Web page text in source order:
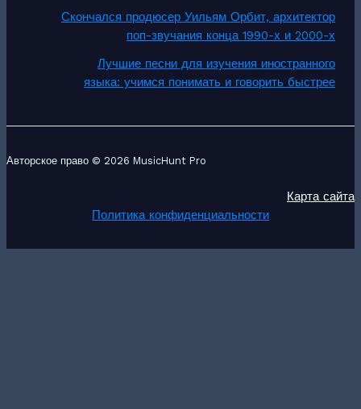
Скончался продюсер Уильям Орбит, архитектор
поп-звучания конца 1990-х и 2000-х
Лучшие песни для изучения иностранного
языка: учимся понимать и говорить быстрее
Авторское право © 2026 MusicHunt Pro
Карта сайта
Политика конфиденциальности